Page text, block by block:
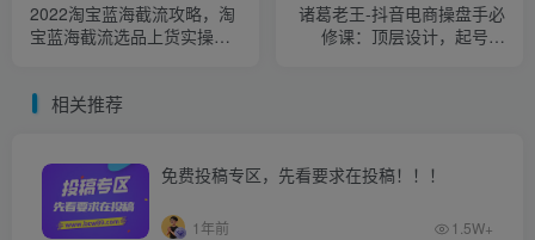
2022淘宝蓝海截流攻略，淘
宝蓝海截流选品上货实操讲
诸葛老王-抖音电商操盘手必
修课：顶层设计，​起号破
相关推荐
免费投稿专区，先看要求在投稿！！！
1年前 1.5W+